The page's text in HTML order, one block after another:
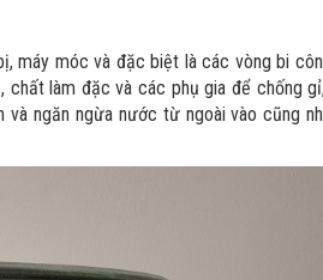
máy móc và đặc biệt là các vòng bi
làm đặc và các phụ gia để chống
ngăn ngừa nước từ ngoài vào cũng